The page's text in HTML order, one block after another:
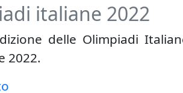
italiane 2022
delle Olimpiadi
2022.